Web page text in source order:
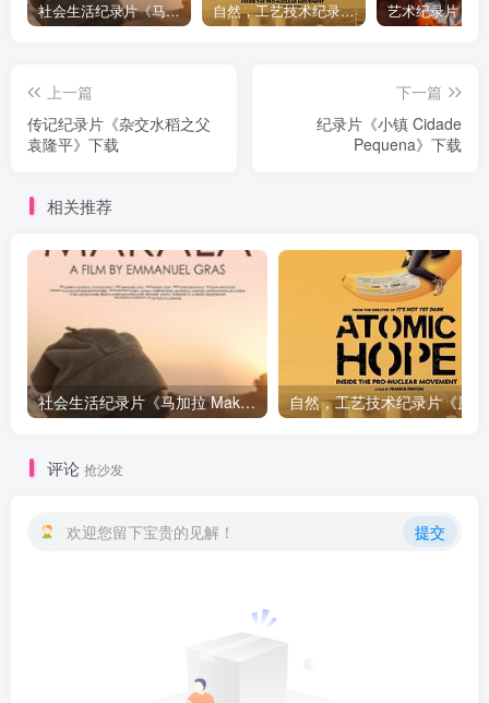
社会生活纪录片《马加拉 Makala》下载 自然，工艺技术纪录片《原子能的希望 Atomic Hope – Inside the Pro-Nuclear Movement》下载
上一篇
传记纪录片《杂交水稻之父
袁隆平》下载
下一篇
纪录片《小镇 Cidade
Pequena》下载
相关推荐
社会生活纪录片《马加拉 Makala》下载
评论 抢沙发
欢迎您留下宝贵的见解！ 提交